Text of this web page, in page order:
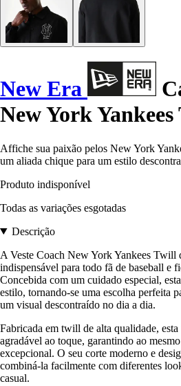
New Era
New York
Affiche sua paixão pelos New York
um aliada chique para um estilo
Produto indisponível
Todas as variações esgotadas
Descrição
A Veste Coach New York Yankees Twill
indispensável para todo fã de baseball e
Concebida com um cuidado especial,
estilo, tornando-se uma escolha perfeita
um visual descontraído no dia a dia.
Fabricada em twill de alta qualidade,
agradável ao toque, garantindo ao
excepcional. O seu corte moderno e
combiná-la facilmente com diferentes
casual.